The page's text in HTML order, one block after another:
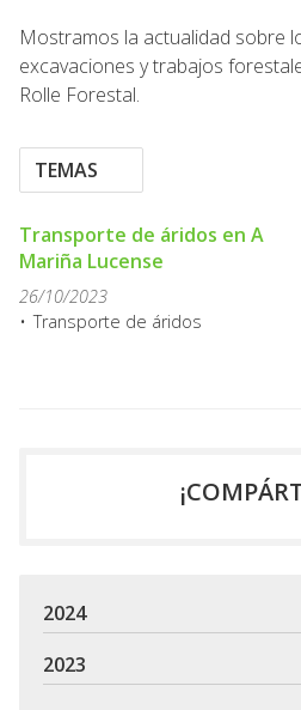
Mostramos la actualidad sobre
excavaciones y trabajos
Rolle Forestal.
TEMAS
Transporte de áridos en A
Mariña Lucense
26/10/2023
Transporte de áridos
2024
2023